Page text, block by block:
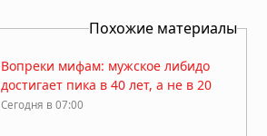
Похожие материалы
Вопреки мифам: мужское либидо
достигает пика в 40 лет, а не в 20
Сегодня в 07:00